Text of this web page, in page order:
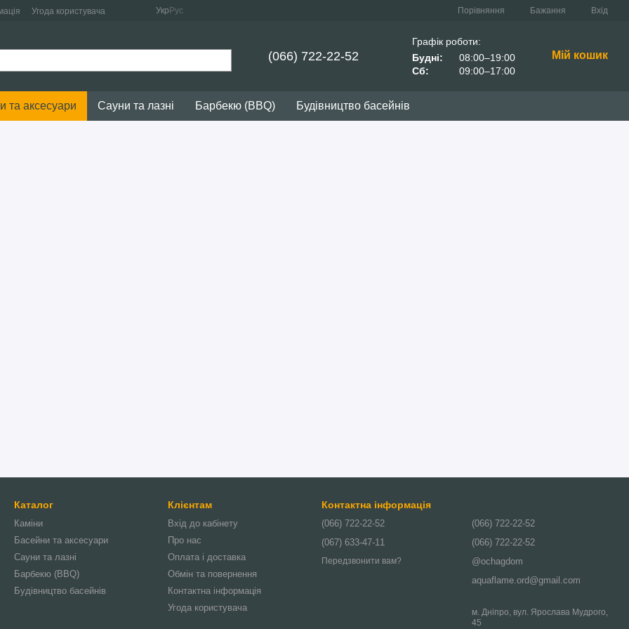
Угода користувача Укр Рус Порівняння Бажання Вхід
(066) 722-22-52
Графік роботи:
Будні:
08:00–19:00
Сб:
09:00–17:00
Мій кошик
та аксесуари Сауни та лазні Барбекю (BBQ) Будівництво басейнів
Каталог
Каміни
Басейни та аксесуари
Сауни та лазні
Барбекю (BBQ)
Будівництво басейнів
Клієнтам
Вхід до кабінету
Про нас
Оплата і доставка
Обмін та повернення
Контактна інформація
Угода користувача
Контактна інформація
(066) 722-22-52
(067) 633-47-11
Передзвонити вам?
(066) 722-22-52
(066) 722-22-52
@ochagdom
aquaflame.ord@gmail.com
м. Дніпро, вул. Ярослава Мудрого,
45